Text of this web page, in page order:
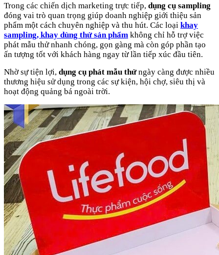
Trong các chiến dịch marketing trực tiếp, dụng cụ sampling
đóng vai trò quan trọng giúp doanh nghiệp giới thiệu sản
phẩm một cách chuyên nghiệp và thu hút. Các loại khay
sampling, khay dùng thử sản phẩm không chỉ hỗ trợ việc
phát mẫu thử nhanh chóng, gọn gàng mà còn góp phần tạo
ấn tượng tốt với khách hàng ngay từ lần tiếp xúc đầu tiên.
Nhờ sự tiện lợi, dụng cụ phát mẫu thửngày càng được nhiều
thương hiệu sử dụng trong các sự kiện, hội chợ, siêu thị và
hoạt động quảng bá ngoài trời.